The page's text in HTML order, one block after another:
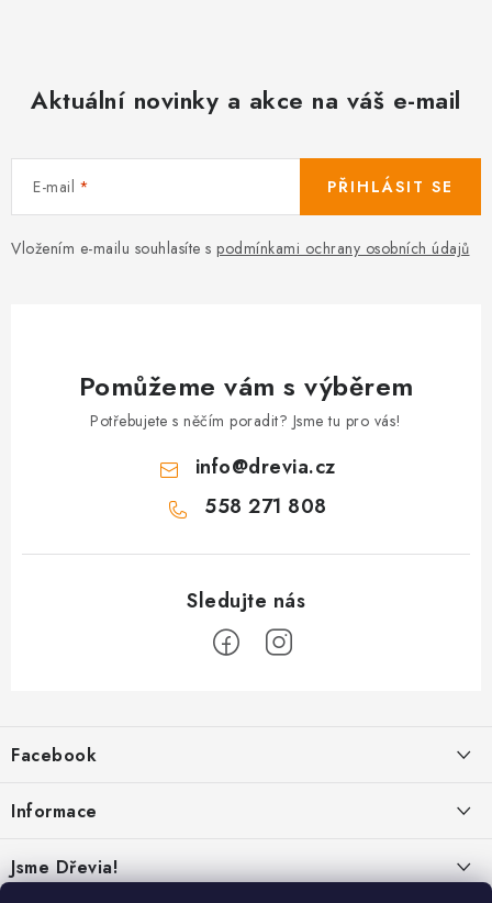
Aktuální novinky a akce na váš e-mail
E-mail
Vložením e-mailu souhlasíte s podmínkami ochrany osobních údajů
PŘIHLÁSIT SE
Pomůžeme vám s výběrem
Potřebujete s něčím poradit? Jsme tu pro vás!
info@drevia.cz
558 271 808
p
a
Facebook
Informace
Jsme Dřevia!